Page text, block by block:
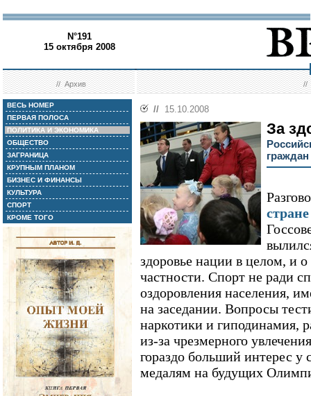
N°191
15 октября 2008
//Архив //
ВЕСЬ НОМЕР
ПЕРВАЯ ПОЛОСА
ПОЛИТИКА И ЭКОНОМИКА
ОБЩЕСТВО
ЗАГРАНИЦА
КРУПНЫМ ПЛАНОМ
БИЗНЕС И ФИНАНСЫ
КУЛЬТУРА
СПОРТ
КРОМЕ ТОГО
// 15.10.2008
За
граждан
стране
здоровье нации в целом, и
частности. Спорт не ради
оздоровления населения,
на заседании. Вопросы
наркотики и гиподинамия,
из-за чрезмерного
гораздо больший интерес у
медалям на будущих